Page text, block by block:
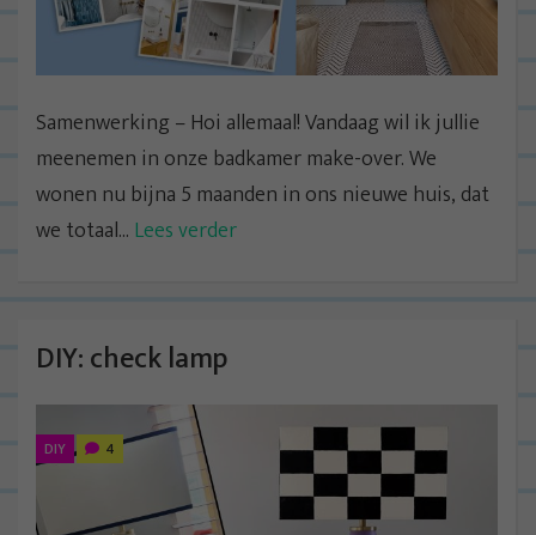
Samenwerking – Hoi allemaal! Vandaag wil ik jullie
meenemen in onze badkamer make-over. We
wonen nu bijna 5 maanden in ons nieuwe huis, dat
we totaal... Lees verder
DIY: check lamp
DIY 4